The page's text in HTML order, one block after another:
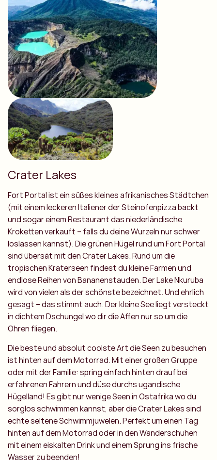
Crater Lakes
Fort Portal ist ein süßes kleines afrikanisches Städtchen
(mit einem leckeren Italiener der Steinofenpizza backt
und sogar einem Restaurant das niederländische
Kroketten verkauft – falls du deine Wurzeln nur schwer
loslassen kannst). Die grünen Hügel rund um Fort Portal
sind übersät mit den Crater Lakes. Rund um die
tropischen Kraterseen findest du kleine Farmen und
endlose Reihen von Bananenstauden. Der Lake Nkuruba
wird von vielen als der schönste bezeichnet. Und ehrlich
gesagt – das stimmt auch. Der kleine See liegt versteckt
in dichtem Dschungel wo dir die Affen nur so um die
Ohren fliegen.
Die beste und absolut coolste Art die Seen zu besuchen
ist hinten auf dem Motorrad. Mit einer großen Gruppe
oder mit der Familie: spring einfach hinten drauf bei
erfahrenen Fahrern und düse durchs ugandische
Hügelland! Es gibt nur wenige Seen in Ostafrika wo du
sorglos schwimmen kannst, aber die Crater Lakes sind
echte seltene Schwimmjuwelen. Perfekt um einen Tag
hinten auf dem Motorrad oder in den Wanderschuhen
mit einem eiskalten Drink und einem Sprung ins frische
Wasser zu beenden!